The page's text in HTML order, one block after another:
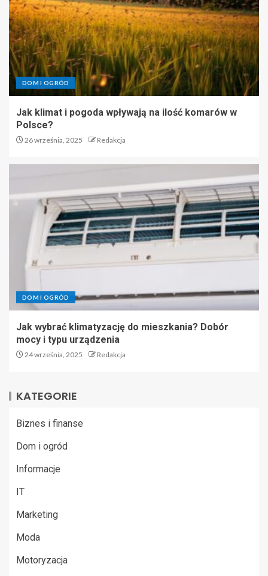
DOM I OGRÓD
Jak klimat i pogoda wpływają na ilość komarów w
Polsce?
26 września, 2025 Redakcja
DOM I OGRÓD
Jak wybrać klimatyzację do mieszkania? Dobór
mocy i typu urządzenia
24 września, 2025 Redakcja
KATEGORIE
Biznes i finanse
Dom i ogród
Informacje
IT
Marketing
Moda
Motoryzacja